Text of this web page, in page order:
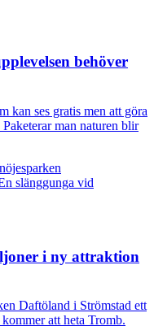
behöver
kan ses gratis men att göra
man naturen blir
i ny attraktion
Daftöland i Strömstad ett
att heta Tromb.